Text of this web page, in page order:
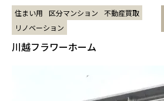
住まい用 区分マンション
不動産買取
リノベーション
川越フラワーホーム